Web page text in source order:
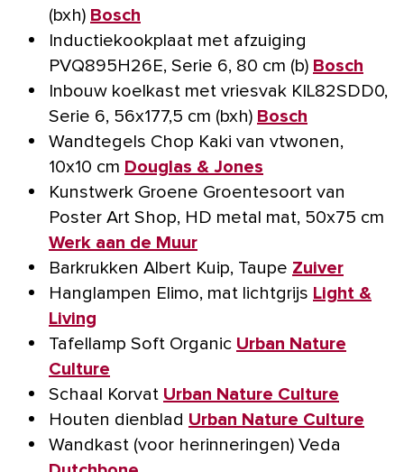
(bxh) Bosch
Inductiekookplaat met afzuiging
PVQ895H26E, Serie 6, 80 cm (b) Bosch
Inbouw koelkast met vriesvak KIL82SDD0,
Serie 6, 56x177,5 cm (bxh) Bosch
Wandtegels Chop Kaki van vtwonen,
10x10 cm Douglas & Jones
Kunstwerk Groene Groentesoort van
Poster Art Shop, HD metal mat, 50x75 cm
Werk aan de Muur
Barkrukken Albert Kuip, Taupe Zuiver
Hanglampen Elimo, mat lichtgrijs Light &
Living
Tafellamp Soft Organic Urban Nature
Culture
Schaal Korvat Urban Nature Culture
Houten dienblad Urban Nature Culture
Wandkast (voor herinneringen) Veda